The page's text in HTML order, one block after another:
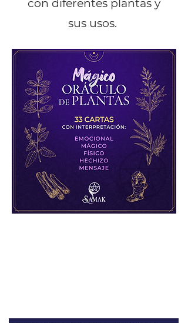
con diferentes plantas y
sus usos.